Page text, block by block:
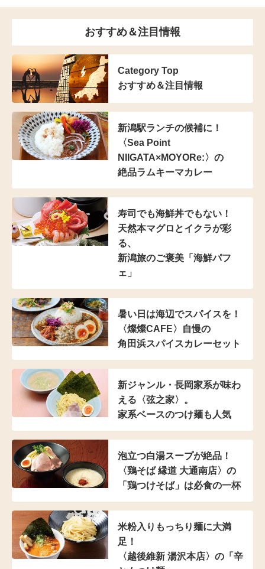
おすすめ＆注目情報
Category Top
おすすめ＆注目情報
新潟駅ランチの候補に！
〈Sea Point
NIIGATA×MOYORe:〉の
絶品ラムキーマカレー
寿司でも海鮮丼でもない！
天然本マグロとイクラが彩
る、
新潟旅のご褒美「海鮮パフ
ェ」
暑い日は海辺でスパイスを！
〈燦燦CAFE〉自慢の
角田浜スパイスカレーセット
新ジャンル・長岡家系が味わ
える〈弦之家〉。
家系ベースのつけ麺も人気
泡立つ白湯スープが絶品！
〈鶏そば 縁道 大通南店〉の
「鶏つけそば」は必食の一杯
米粉入り もっちり麺に大満
足！
〈越後維新 湯沢本店〉の 「辛